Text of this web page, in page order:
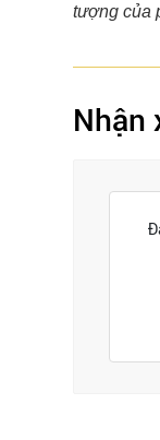
tượng của
Nhận